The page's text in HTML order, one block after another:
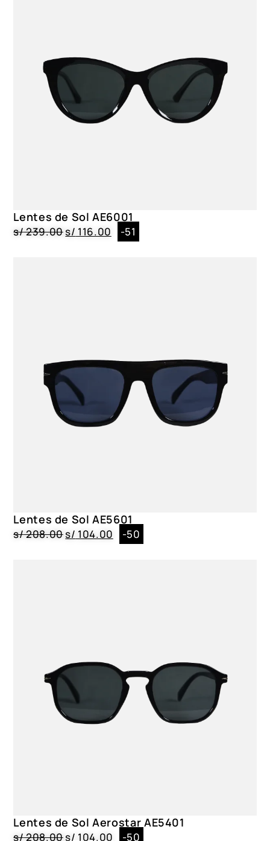
Material del marco
Policarbonato
Lentes de Sol AE6001
s/239.00s/ 116.00 -51
Lentes de Sol AE5601
s/208.00s/ 104.00 -50
Lentes de Sol Aerostar AE5401
s/208.00s/ 104.00 -50